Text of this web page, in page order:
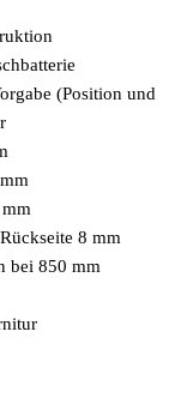
(Position und
8 mm
bei 850 mm